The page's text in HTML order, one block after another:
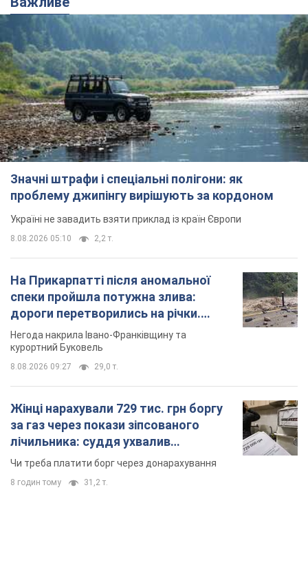
Значні штрафи і спеціальні полігони: як
проблему джипінгу вирішують за кордоном
Україні не завадить взяти приклад із країн Європи
8.08.2026 05:10 2,2 т.
На Прикарпатті після аномальної
спеки пройшла потужна злива:
дороги перетворились на річки.
Відео
Негода накрила Івано-Франківщину та
курортний Буковель
8.08.2026 09:27 29,0 т.
Жінці нарахували 729 тис. грн боргу
за газ через покази зіпсованого
лічильника: суддя ухвалив
неочікуване рішення
Чи треба платити борг через донарахування
8 годин тому 31,2 т.